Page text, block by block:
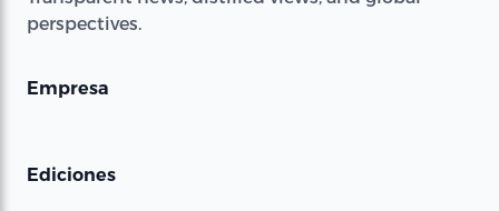
perspectives.
Empresa
Ediciones